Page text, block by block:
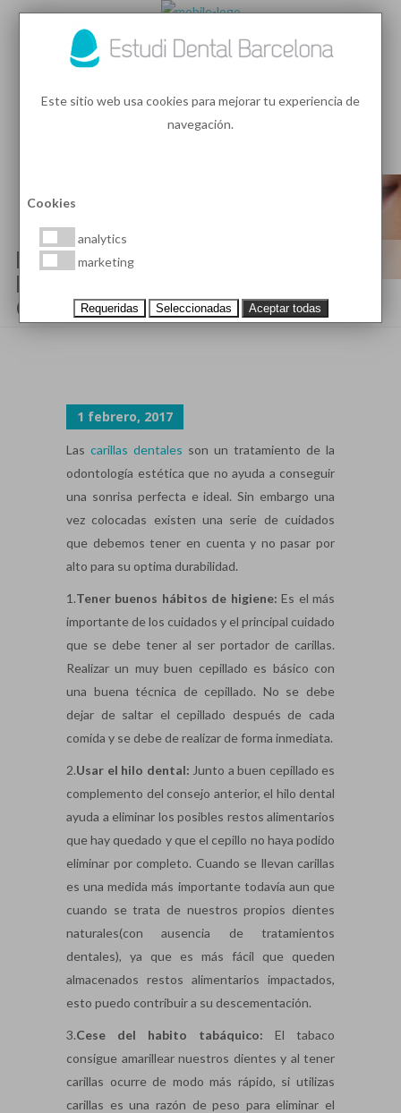
PEDIR HORA
HÁBITOS QUE PUEDEN DAÑAR
LAS CARILLAS DENTALES,
CONSEJOS PARA CUIDARLAS
1 febrero, 2017
Las carillas dentales son un tratamiento de la
odontología estética que no ayuda a conseguir
una sonrisa perfecta e ideal. Sin embargo una
vez colocadas existen una serie de cuidados
que debemos tener en cuenta y no pasar por
alto para su optima durabilidad.
1.Tener buenos hábitos de higiene: Es el más
importante de los cuidados y el principal cuidado
que se debe tener al ser portador de carillas.
Realizar un muy buen cepillado es básico con
una buena técnica de cepillado. No se debe
dejar de saltar el cepillado después de cada
comida y se debe de realizar de forma inmediata.
2.Usar el hilo dental: Junto a buen cepillado es
complemento del consejo anterior, el hilo dental
ayuda a eliminar los posibles restos alimentarios
que hay quedado y que el cepillo no haya podido
eliminar por completo. Cuando se llevan carillas
es una medida más importante todavía aun que
cuando se trata de nuestros propios dientes
naturales(con ausencia de tratamientos
dentales), ya que es más fácil que queden
almacenados restos alimentarios impactados,
esto puedo contribuir a su descementación.
3.Cese del habito tabáquico: El tabaco
consigue amarillear nuestros dientes y al tener
carillas ocurre de modo más rápido, si utilizas
carillas es una razón de peso para eliminar el
Este sitio web usa cookies para mejorar tu experiencia de
navegación.
Cookies
analytics
marketing
Requeridas Seleccionadas Aceptar todas